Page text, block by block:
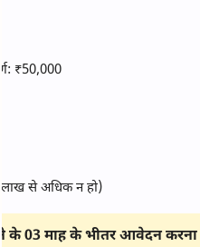
₹50,000
लाख से अधिक न हो)
के 03 माह के भीतर आवेदन करना